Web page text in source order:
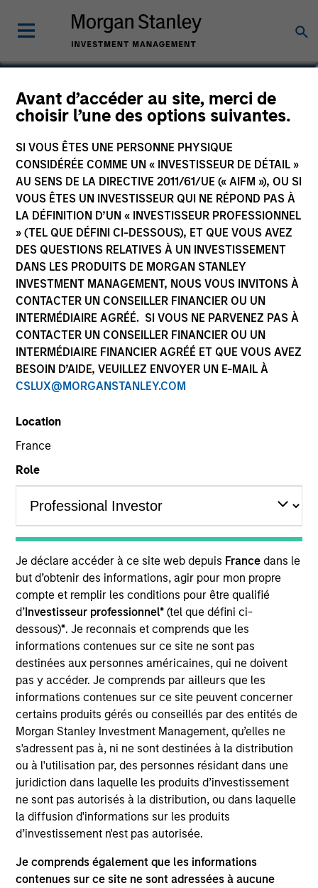
Avant d’accéder au site, merci de
choisir l’une des options suivantes.
SI VOUS ÊTES UNE PERSONNE PHYSIQUE
CONSIDÉRÉE COMME UN « INVESTISSEUR DE DÉTAIL »
AU SENS DE LA DIRECTIVE 2011/61/UE (« AIFM »), OU SI
VOUS ÊTES UN INVESTISSEUR QUI NE RÉPOND PAS À
LA DÉFINITION D’UN « INVESTISSEUR PROFESSIONNEL
» (TEL QUE DÉFINI CI-DESSOUS), ET QUE VOUS AVEZ
DES QUESTIONS RELATIVES À UN INVESTISSEMENT
DANS LES PRODUITS DE MORGAN STANLEY
INVESTMENT MANAGEMENT, NOUS VOUS INVITONS À
CONTACTER UN CONSEILLER FINANCIER OU UN
INTERMÉDIAIRE AGRÉÉ. SI VOUS NE PARVENEZ PAS À
CONTACTER UN CONSEILLER FINANCIER OU UN
INTERMÉDIAIRE FINANCIER AGRÉÉ ET QUE VOUS AVEZ
BESOIN D’AIDE, VEUILLEZ ENVOYER UN E-MAIL À
CSLUX@MORGANSTANLEY.COM
Location
France
Role
Je déclare accéder à ce site web depuis France dans le
but d’obtenir des informations, agir pour mon propre
compte et remplir les conditions pour être qualifié
d’Investisseur professionnel*(tel que défini ci-
dessous)*. Je reconnais et comprends que les
informations contenues sur ce site ne sont pas
destinées aux personnes américaines, qui ne doivent
pas y accéder. Je comprends par ailleurs que les
informations contenues sur ce site peuvent concerner
certains produits gérés ou conseillés par des entités de
Morgan Stanley Investment Management, qu’elles ne
s'adressent pas à, ni ne sont destinées à la distribution
ou à l'utilisation par, des personnes résidant dans une
juridiction dans laquelle les produits d’investissement
ne sont pas autorisés à la distribution, ou dans laquelle
la diffusion d'informations sur les produits
d’investissement n'est pas autorisée.
Je comprends également que les informations
contenues sur ce site ne sont adressées à aucune
Will Reardon
Managing Director
Years
TEAM
High Yield Team
William Reardon is an institutional portfolio
manager on the High Yield team. He is responsible
for client and internal communications and insights
on investment strategy and portfolio positioning. He
joined Eaton Vance in 2013. Morgan Stanley
acquired Eaton Vance in March 2021. Will began his
career in the investment industry in 2012. Before
joining Eaton Vance, he was affiliated with Allied
Minds. He previously served in the military for 11
years as a Navy SEAL officer. Will earned a B.A.
from Miami University (Ohio) and an M.B.A. from MIT
Sloan School of Management.
Team Insights